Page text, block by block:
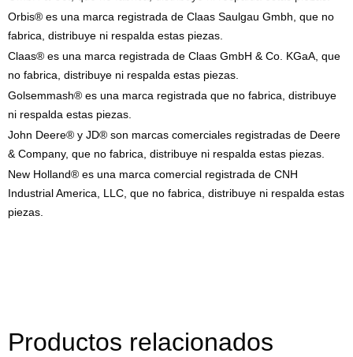
Orbis® es una marca registrada de Claas Saulgau Gmbh, que no
fabrica, distribuye ni respalda estas piezas.
Claas® es una marca registrada de Claas GmbH & Co. KGaA, que
no fabrica, distribuye ni respalda estas piezas.
Golsemmash® es una marca registrada que no fabrica, distribuye
ni respalda estas piezas.
John Deere® y JD® son marcas comerciales registradas de Deere
& Company, que no fabrica, distribuye ni respalda estas piezas.
New Holland® es una marca comercial registrada de CNH
Industrial America, LLC, que no fabrica, distribuye ni respalda estas
piezas.
Productos relacionados